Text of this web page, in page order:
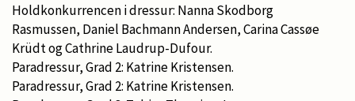
Holdkonkurrencen i dressur: Nanna Skodborg
Rasmussen, Daniel Bachmann Andersen, Carina Cassøe
Krüdt og Cathrine Laudrup-Dufour.
Paradressur, Grad 2: Katrine Kristensen.
Paradressur, Grad 2: Katrine Kristensen.